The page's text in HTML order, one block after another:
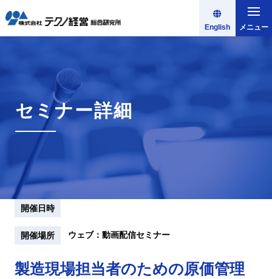
English メニュー
セミナー詳細
開催日時
開催場所 ウェブ：動画配信セミナー
製造現場担当者のための原価管理